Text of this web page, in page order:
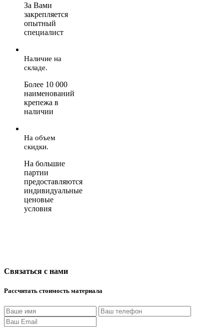
За Вами
закрепляется
опытный
специалист
Наличие на
складе.
Более 10 000
наименований
крепежа в
наличии
На объем
скидки.
На большие
партии
предоставляются
индивидуальные
ценовые
условия
Связаться с нами
Рассчитать стоимость материала